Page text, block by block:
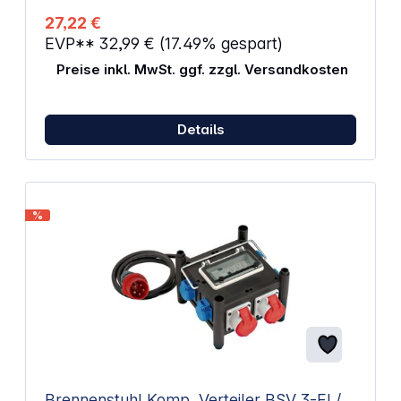
IP44 Für den Außenbereich geeignet Abmessungen
27,22 €
EVP** 32,99 € (17.49% gespart)
Preise inkl. MwSt. ggf. zzgl. Versandkosten
Details
%